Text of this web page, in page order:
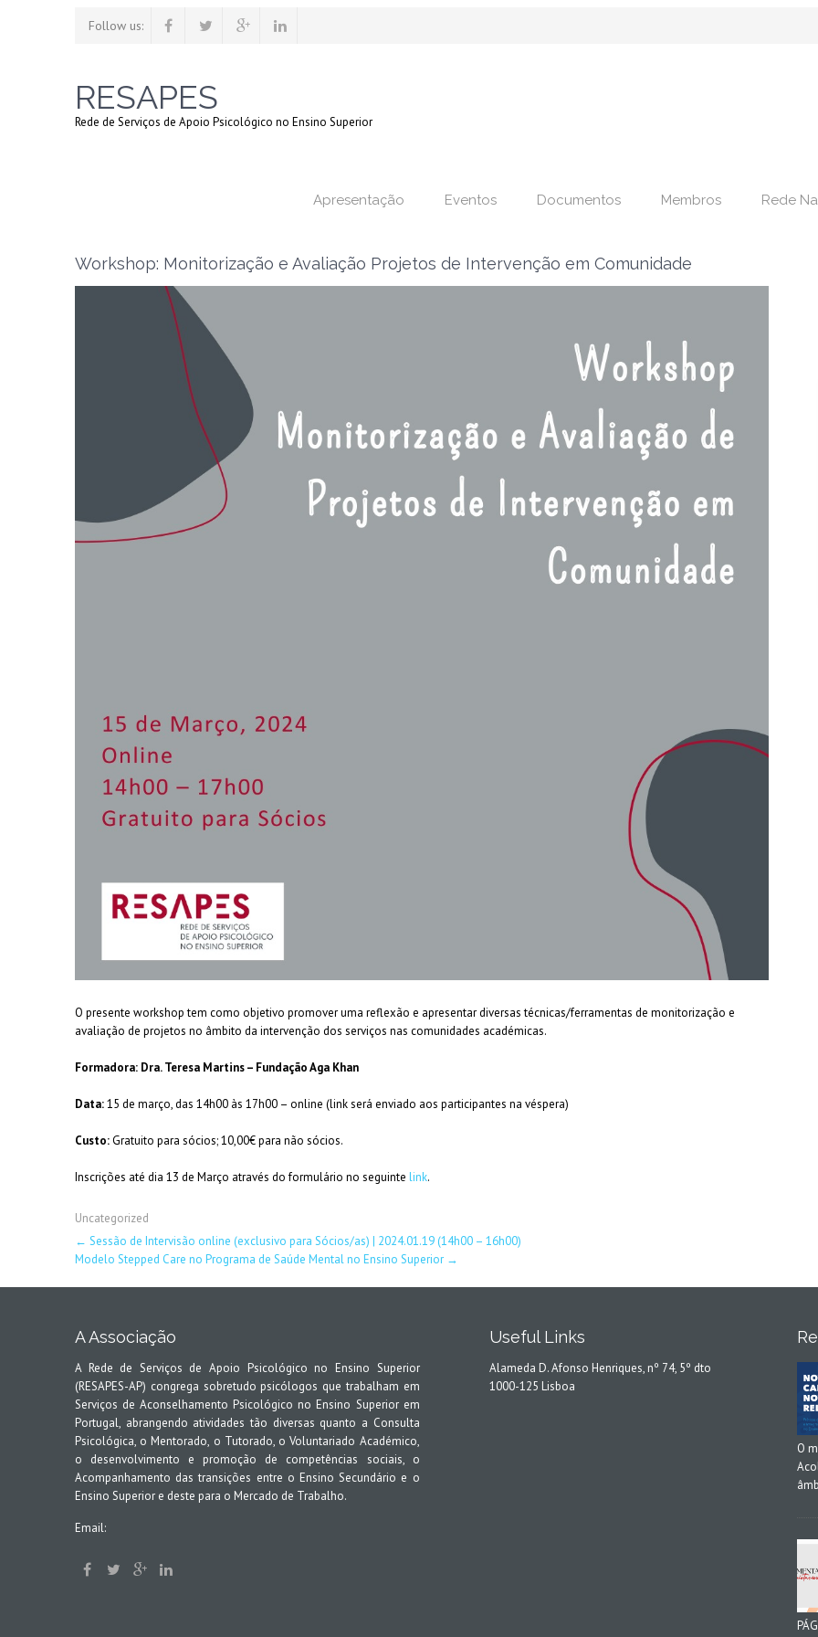
Follow us:
RESAPES
Rede de Serviços de Apoio Psicológico no Ensino Superior
Apresentação Eventos Documentos Membros Rede
Workshop: Monitorização e Avaliação Projetos de Intervenção em Comunidade
O presente workshop tem como objetivo promover uma reflexão e apresentar diversas técnicas/ferramentas de monitorização e
avaliação de projetos no âmbito da intervenção dos serviços nas comunidades académicas.
Formadora: Dra. Teresa Martins – Fundação Aga Khan
Data:15 de março, das 14h00 às 17h00 – online (link será enviado aos participantes na véspera)
Custo:Gratuito para sócios; 10,00€ para não sócios.
Inscrições até dia 13 de Março através do formulário no seguinte link.
Uncategorized
Post
navigation
← Sessão de Intervisão online (exclusivo para Sócios/as) | 2024.01.19 (14h00 – 16h00)
Modelo Stepped Care no Programa de Saúde Mental no Ensino Superior →
A Associação
A Rede de Serviços de Apoio Psicológico no Ensino Superior
(RESAPES-AP) congrega sobretudo psicólogos que trabalham em
Serviços de Aconselhamento Psicológico no Ensino Superior em
Portugal, abrangendo atividades tão diversas quanto a Consulta
Psicológica, o Mentorado, o Tutorado, o Voluntariado Académico,
o desenvolvimento e promoção de competências sociais, o
Acompanhamento das transições entre o Ensino Secundário e o
Ensino Superior e deste para o Mercado de Trabalho.
Email:
Useful Links
Alameda D. Afonso Henriques, nº 74, 5º dto
1000-125 Lisboa
O